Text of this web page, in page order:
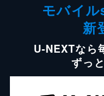
モバイ
新
U-NEXTなら
ずっ